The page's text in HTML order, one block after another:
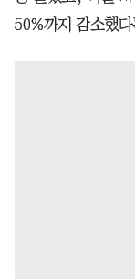
50%까지 감소했